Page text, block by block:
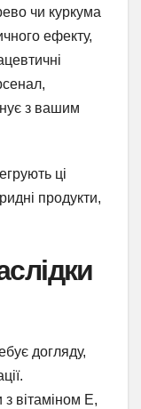
чи куркума
ефекту,
з вашим
ці
продукти,
догляду,
вітаміном E,